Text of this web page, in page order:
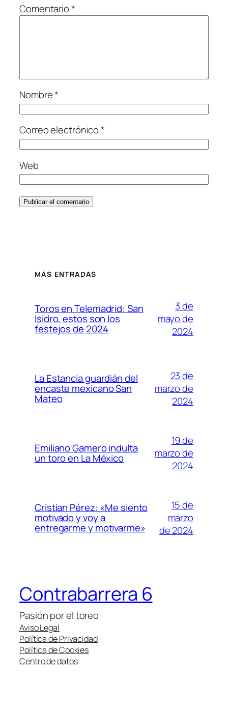
Comentario*
Nombre*
Correo electrónico*
Web
MÁS ENTRADAS
Toros en Telemadrid: San
Isidro, estos son los
festejos de 2024
3 de
mayo de
2024
La Estancia guardián del
encaste mexicano San
Mateo
23 de
marzo de
2024
Emiliano Gamero indulta
un toro en La México
19 de
marzo de
2024
Cristian Pérez: «Me siento
motivado y voy a
entregarme y motivarme»
15 de
marzo
de 2024
Contrabarrera 6
Pasión por el toreo
Aviso Legal
Política de Privacidad
Política de Cookies
Centro de datos